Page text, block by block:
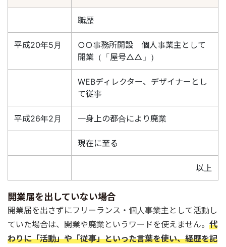
職歴
平成20年5月
○○事務所開設 個人事業主として
開業（「屋号△△」）
WEBディレクター、デザイナーとし
て従事
平成26年2月 一身上の都合により廃業
現在に至る
以上
開業届を出していない場合
開業届を出さずにフリーランス・個人事業主として活動し
ていた場合は、開業や廃業というワードを使えません。 代
わりに「活動」や「従事」といった言葉を使い、経歴を記